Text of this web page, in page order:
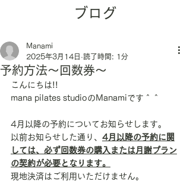
ブログ
予約方法〜回数券〜
Manami
2025年3月14日 読了時間: 1分
こんにちは!!
mana pilates studioのManamiです＾＾
4月以降の予約についてお知らせします。
以前お知らせした通り、 4月以降の予約に関
しては、必ず回数券の購入または月謝プラン
の契約が必要となります。
現地決済はご利用いただけません。